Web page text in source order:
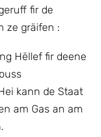
fir de
ze gräifen :
Hëllef fir deene
kann de Staat
am Gas an am